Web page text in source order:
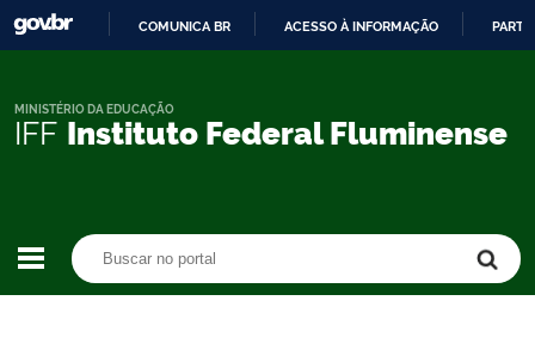
CONTEÚDO
COMUNICA BR ACESSO À INFORMAÇÃO
IFF Instituto Federal Fluminense
MINISTÉRIO DA EDUCAÇÃO